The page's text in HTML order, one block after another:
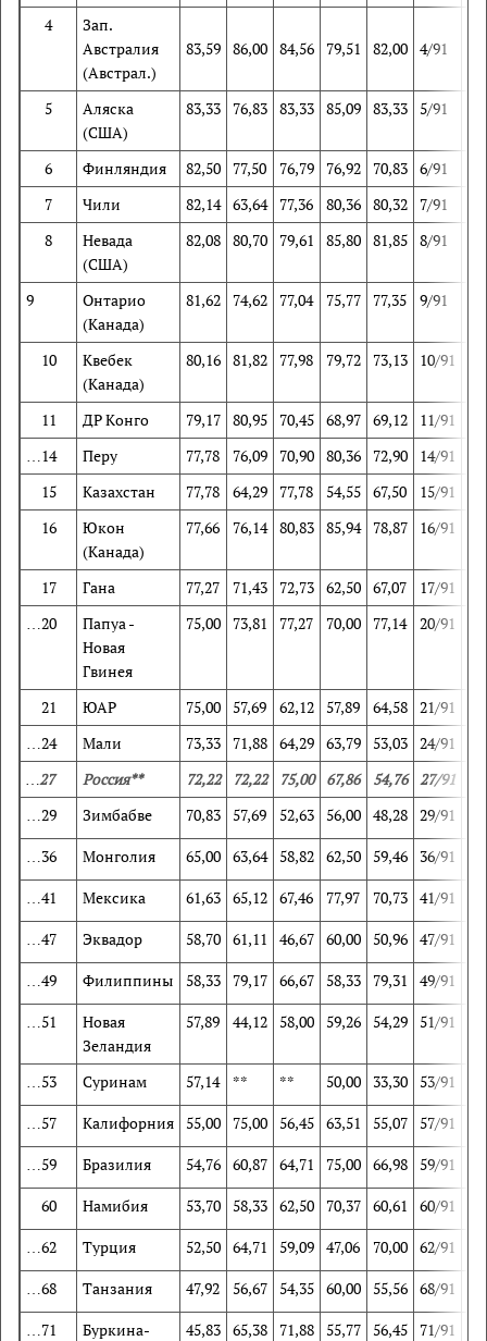
4
Зап.
Австралия
(Австрал.)
83,59 86,00 84,56 79,51 82,00 4/91
5
Аляска
(США)
83,33 76,83 83,33 85,09 83,33 5/91
6 Финляндия 82,50 77,50 76,79 76,92 70,83 6/91
7
Чили 82,14 63,64 77,36 80,36 80,32 7/91
8
Невада
(США)
82,08 80,70 79,61 85,80 81,85 8/91
9
Онтарио
(Канада)
81,62 74,62 77,04 75,77 77,35 9/91
10
Квебек
(Канада)
80,16 81,82 77,98 79,72 73,13 10/91
11 ДР Конго 79,17 80,95 70,45 68,97 69,12 11/91
…14
Перу 77,78 76,09 70,90 80,36 72,90 14/91
15
Казахстан 77,78 64,29 77,78 54,55 67,50 15/91
16
Юкон
(Канада)
77,66 76,14 80,83 85,94 78,87 16/91
17 Гана 77,27 71,43 72,73 62,50 67,07 17/91
…20
Папуа -
Новая
Гвинея
75,00 73,81 77,27 70,00 77,14 20/91
21 ЮАР 75,00 57,69 62,12 57,89 64,58 21/91
…24
Мали 73,33 71,88 64,29 63,79 53,03 24/91
…27 Россия** 72,22 72,22 75,00 67,86 54,76 27/91
…29
Зимбабве 70,83 57,69 52,63 56,00 48,28 29/91
…36 Монголия 65,00 63,64 58,82 62,50 59,46 36/91
…41 Мексика 61,63 65,12 67,46 77,97 70,73 41/91
…47 Эквадор 58,70 61,11 46,67 60,00 50,96 47/91
…49 Филиппины 58,33 79,17 66,67 58,33 79,31 49/91
…51
Новая
Зеландия
57,89 44,12 58,00 59,26 54,29 51/91
…53 Суринам 57,14 ** ** 50,00 33,30 53/91
…57 Калифорния 55,00 75,00 56,45 63,51 55,07 57/91
…59 Бразилия 54,76 60,87 64,71 75,00 66,98 59/91
60 Намибия 53,70 58,33 62,50 70,37 60,61 60/91
…62 Турция 52,50 64,71 59,09 47,06 70,00 62/91
…68 Танзания 47,92 56,67 54,35 60,00 55,56 68/91
…71
Буркина-
45,83 65,38 71,88 55,77 56,45 71/91